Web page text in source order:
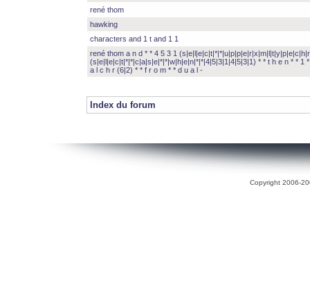
rené thom
hawking
characters and 1 t and 1 1
rené thom a n d * * 4 5 3 1
(s|e|l|e|c|t|*|*|c|a|s|e|*|*|w|h|e|n|*|*|4|5|3|1|4|5|3|1) * * t h e n * * 1
a l c h r (6|2) * * f r o m * * d u a l -
Index du forum
Copyright 2006-